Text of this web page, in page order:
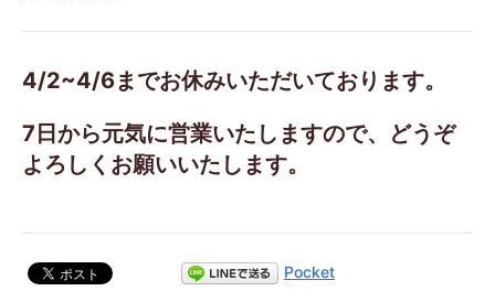
4/2~4/6までお休みいただいております。
7日から元気に営業いたしますので、どうぞ
よろしくお願いいたします。
Pocket